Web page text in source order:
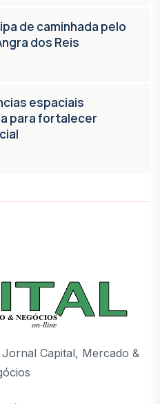
de caminhada pelo
dos Reis
espaciais
para fortalecer
Capital, Mercado &